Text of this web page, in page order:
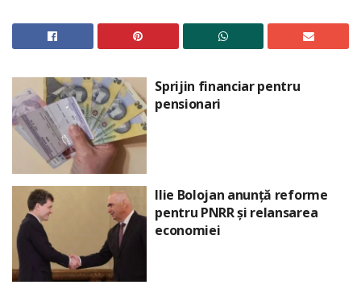
Sprijin financiar pentru
pensionari
Ilie Bolojan anunță reforme
pentru PNRR și relansarea
economiei